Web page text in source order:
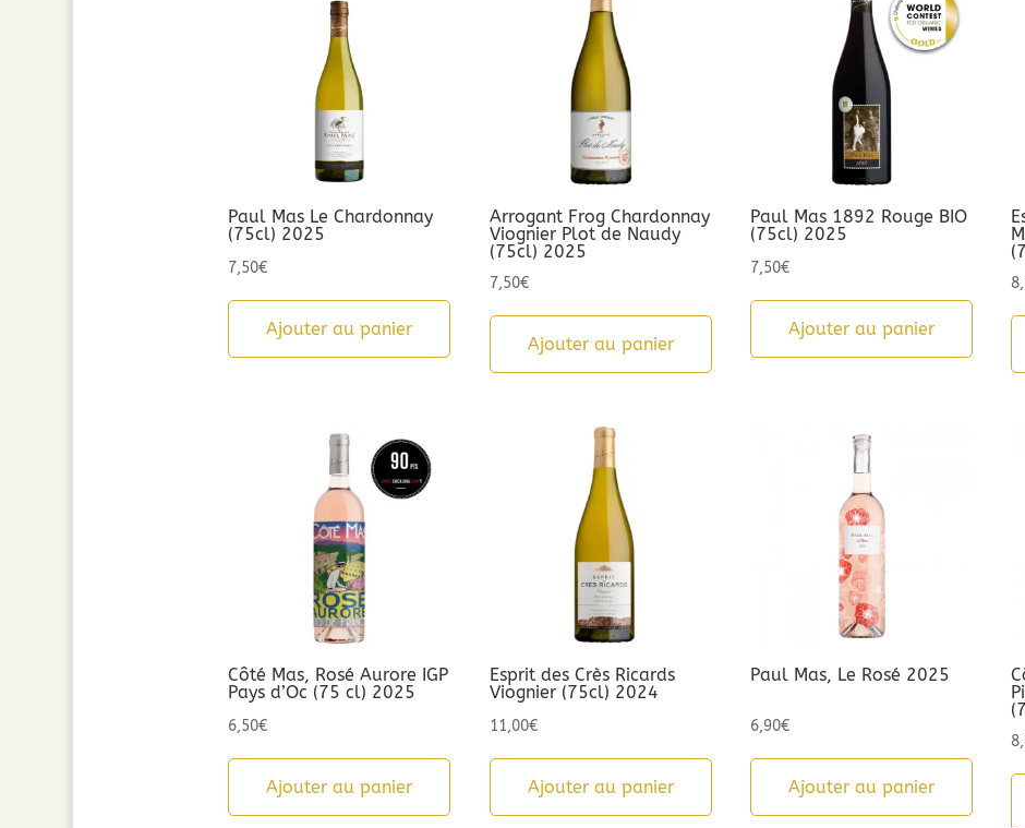
Paul Mas Le Chardonnay
(75cl) 2025
7,50€
Ajouter au panier
Arrogant Frog Chardonnay
Viognier Plot de Naudy
(75cl) 2025
7,50€
Ajouter au panier
Paul Mas 1892 Rouge BIO
(75cl) 2025
7,50€
Ajouter au panier
Côté Mas, Rosé Aurore IGP
Pays d’Oc (75 cl) 2025
6,50€
Ajouter au panier
Esprit des Crès Ricards
Viognier (75cl) 2024
11,00€
Ajouter au panier
Paul Mas, Le Rosé 2025
6,90€
Ajouter au panier